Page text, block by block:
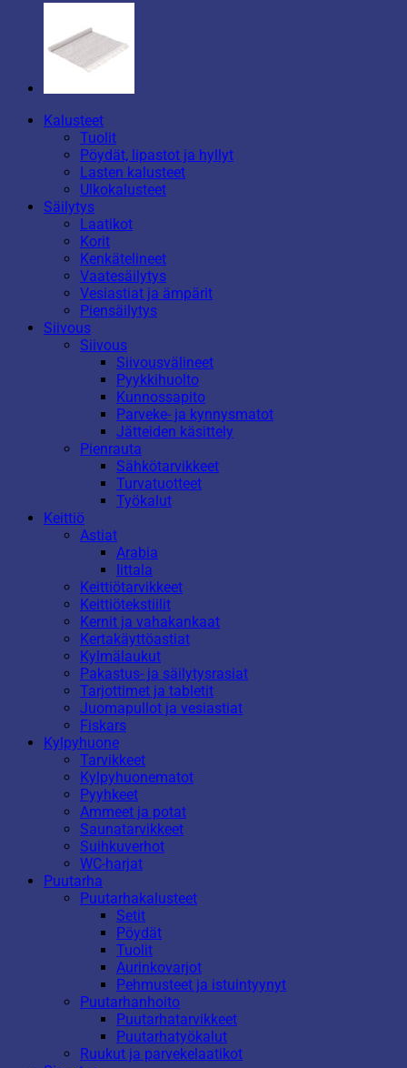
Kalusteet
Tuolit
Pöydät, lipastot ja hyllyt
Lasten kalusteet
Ulkokalusteet
Säilytys
Laatikot
Korit
Kenkätelineet
Vaatesäilytys
Vesiastiat ja ämpärit
Piensäilytys
Siivous
Siivous
Siivousvälineet
Pyykkihuolto
Kunnossapito
Parveke- ja kynnysmatot
Jätteiden käsittely
Pienrauta
Sähkötarvikkeet
Turvatuotteet
Työkalut
Keittiö
Astiat
Arabia
Iittala
Keittiötarvikkeet
Keittiötekstiilit
Kernit ja vahakankaat
Kertakäyttöastiat
Kylmälaukut
Pakastus- ja säilytysrasiat
Tarjottimet ja tabletit
Juomapullot ja vesiastiat
Fiskars
Kylpyhuone
Tarvikkeet
Kylpyhuonematot
Pyyhkeet
Ammeet ja potat
Saunatarvikkeet
Suihkuverhot
WC-harjat
Puutarha
Puutarhakalusteet
Setit
Pöydät
Tuolit
Aurinkovarjot
Pehmusteet ja istuintyynyt
Puutarhanhoito
Puutarhatarvikkeet
Puutarhatyökalut
Ruukut ja parvekelaatikot